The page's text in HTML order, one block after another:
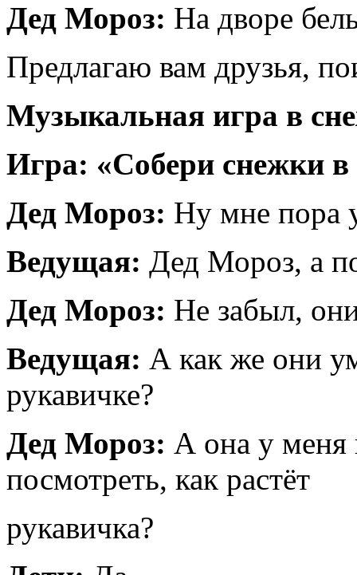
Дед Мороз: На дворе
Предлагаю вам друзья,
Музыкальная игра в
Игра: «Собери снежки в
Дед Мороз: Ну мне пора
Ведущая: Дед Мороз, а
Дед Мороз: Не забыл,
Ведущая: А как же они
рукавичке?
Дед Мороз: А она у меня
посмотреть, как растёт
рукавичка?